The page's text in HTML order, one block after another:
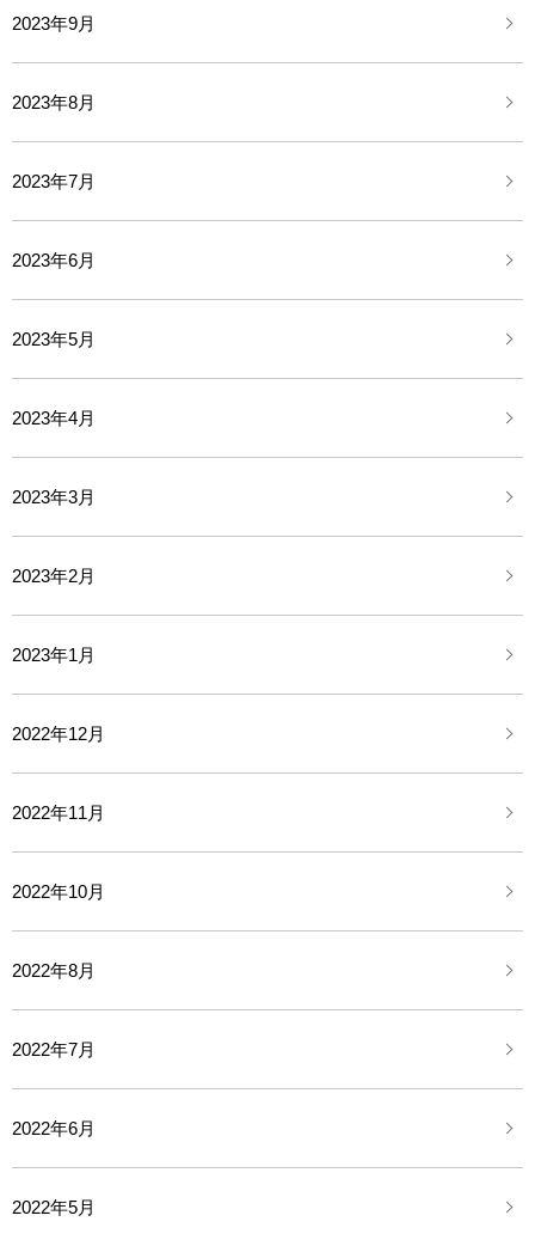
2023年9月
2023年8月
2023年7月
2023年6月
2023年5月
2023年4月
2023年3月
2023年2月
2023年1月
2022年12月
2022年11月
2022年10月
2022年8月
2022年7月
2022年6月
2022年5月